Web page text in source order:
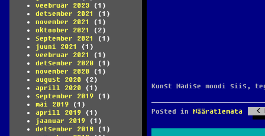
veebruar 2023 (1)
detsember 2021
(1)
november 2021
(1)
oktoober 2021
(2)
september 2021
(1)
juuni 2021
(1)
veebruar 2021
(1)
detsember 2020 (1)
november 2020 (1)
august 2020 (2)
aprill 2020 (1)
september 2019 (1)
mai 2019 (1)
aprill 2019 (1)
jaanuar 2019 (1)
detsember 2018 (1)
Kunst Madise moodi siis,
Posted in Määratlemata